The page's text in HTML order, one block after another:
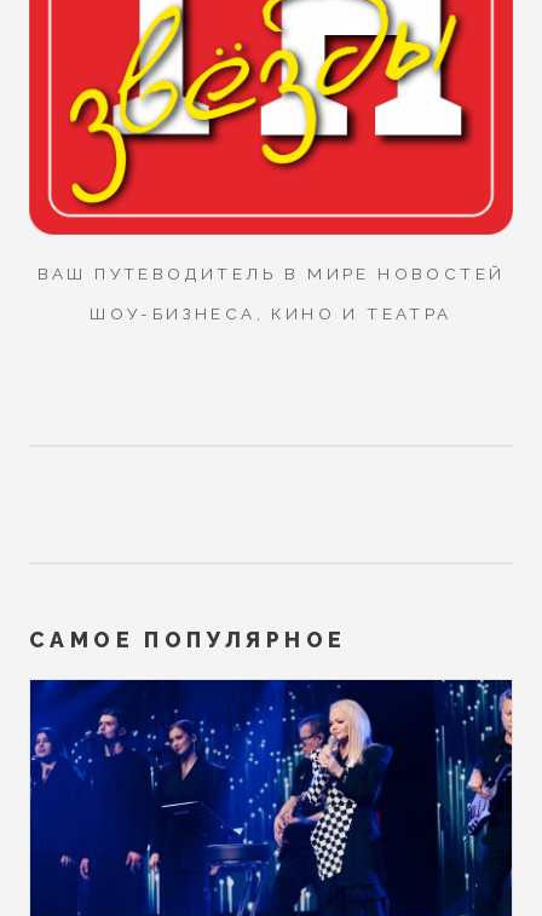
ВАШ ПУТЕВОДИТЕЛЬ В МИРЕ НОВОСТЕЙ
ШОУ-БИЗНЕСА, КИНО И ТЕАТРА
САМОЕ ПОПУЛЯРНОЕ